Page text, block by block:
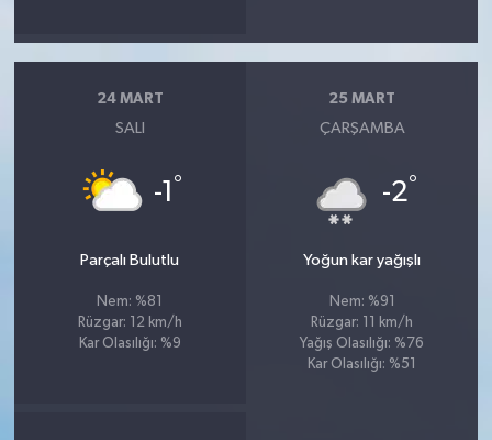
24 MART
SALI
-1 °
Parçalı Bulutlu
Nem: %81
Rüzgar: 12 km/h
Kar Olasılığı: %9
25 MART
ÇARŞAMBA
-2°
Yoğun kar yağışlı
Nem: %91
Rüzgar: 11 km/h
Yağış Olasılığı: %76
Kar Olasılığı: %51